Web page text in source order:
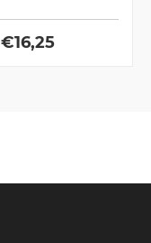
€16,25